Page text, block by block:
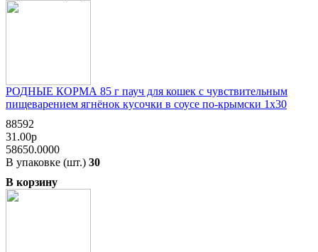
РОДНЫЕ КОРМА 85 г пауч для кошек с чувствительным
пищеварением ягнёнок кусочки в соусе по-крымски 1х30
88592
31.00р
58650.0000
В упаковке (шт.) 30
В корзину